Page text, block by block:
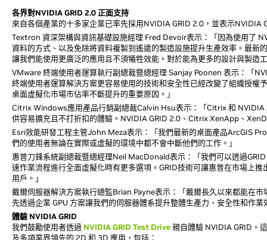
各界對NVIDIA GRID 2.0 正面支持
來自各個產業的十多家企業已率先採用NVIDIA GRID 2.0，並表示
Textron 資深架構與資訊基礎設施經理 Fred Devoir表示：「因為使用了
資料的方式、以及免除將資料複製到遙遠的製造設施提升生產效率。最新
讓我們能使用更廣泛的應用且不須犧牲效能。對於能為更多的設計與製造
VMware 終端使用者運算執行副總裁暨總經理 Sanjay Poonen 表示：「
終端使用者運算解決方案更容易使用的技術和安全性已經改變了組織授
桌面虛擬化市場市佔率不斷提升的重要原因。」
Citrix Windows應用產品行銷副總裁Calvin Hsu表示：「Citrix 和 NVIDIA
供容易擴充且不打折扣的體驗。NVIDIA GRID 2.0、Citrix XenApp、
Esri效能研發工程主管John Meza表示：「我們最新的桌面產品ArcGIS
們的使用者無論在實際或虛擬的環境中都不會中斷他們的工作。」
惠普刀鋒系統副總裁暨總經理Neil MacDonald表示：「我們可以透過
速作業流程進行全面虛擬化時有更多選項。GRID技術可讓惠普在市場上
用戶。」
戴爾伺服器解決方案執行總監Brian Payne表示：「戴爾長久以來都能在
先透過企業 GPU 方案讓我們的伺服器體系提升整體生產力、安全性和作業
體驗 NVIDIA GRID
我們鼓勵使用者透過 NVIDIA GRID Test Drive親自體驗 NVIDIA GRID。
及多項業界領先的 2D 和 3D 應用，包括：